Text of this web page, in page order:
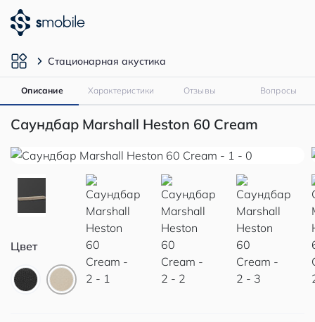
Стационарная акустика
Описание Характеристики Отзывы Вопросы
Саундбар Marshall Heston 60 Cream
Цвет